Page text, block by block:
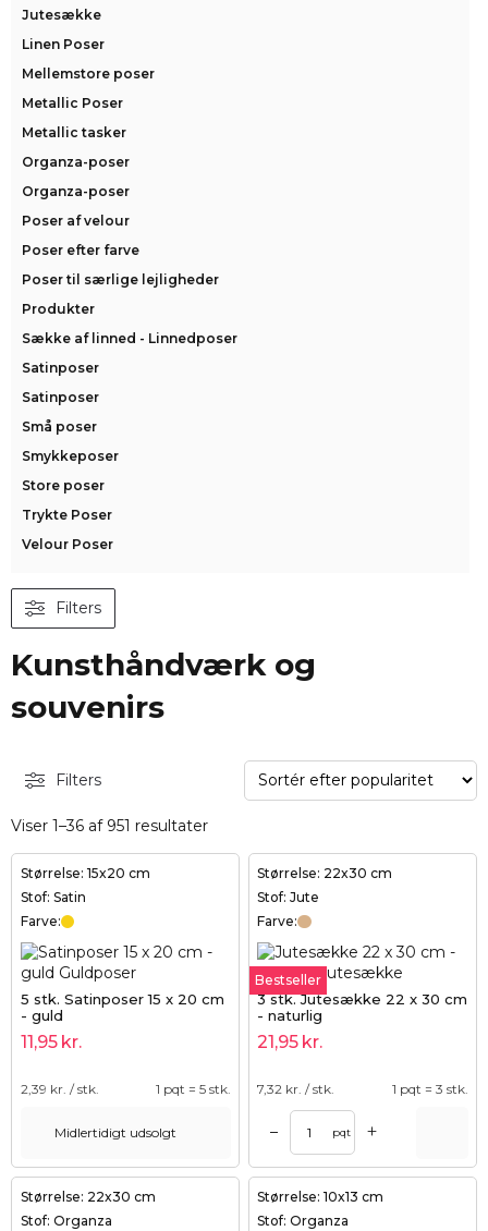
Jutesække
Linen Poser
Mellemstore poser
Metallic Poser
Metallic tasker
Organza-poser
Organza-poser
Poser af velour
Poser efter farve
Poser til særlige lejligheder
Produkter
Sække af linned - Linnedposer
Satinposer
Satinposer
Små poser
Smykkeposer
Store poser
Trykte Poser
Velour Poser
Filters
Kunsthåndværk og
souvenirs
Filters
Viser 1–36 af 951 resultater
Størrelse: 15x20 cm
Stof: Satin
Farve:
5 stk. Satinposer 15 x 20 cm
- guld
11,95 kr.
2,39 kr. / stk. 1 pqt = 5 stk.
Midlertidigt udsolgt
Størrelse: 22x30 cm
Stof: Jute
Farve:
Bestseller
3 stk. Jutesække 22 x 30 cm
- naturlig
21,95 kr.
7,32 kr. / stk. 1 pqt = 3 stk.
– pqt +
Størrelse: 22x30 cm
Stof: Organza
Størrelse: 10x13 cm
Stof: Organza